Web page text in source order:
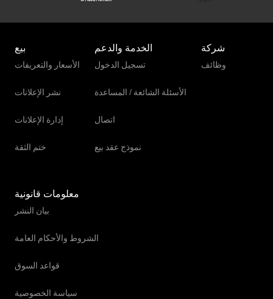
بيع
الأسعار والتعريفات
نشر الإعلانات
إدارة الإعلانات
ختم الثقة
الخدمة والدعم
تسجيل الدخول
الأسئلة الشائعة / المساعدة
اتصال
نموذج عقد بيع
شركة
وظائف
معلومات قانونية
بيان النشر
الشروط والأحكام العامة
قواعد السوق
سياسة الخصوصية